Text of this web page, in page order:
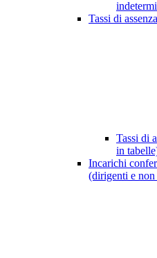
Tassi di assenza
Tassi di
in
Incarichi
(dirigenti e